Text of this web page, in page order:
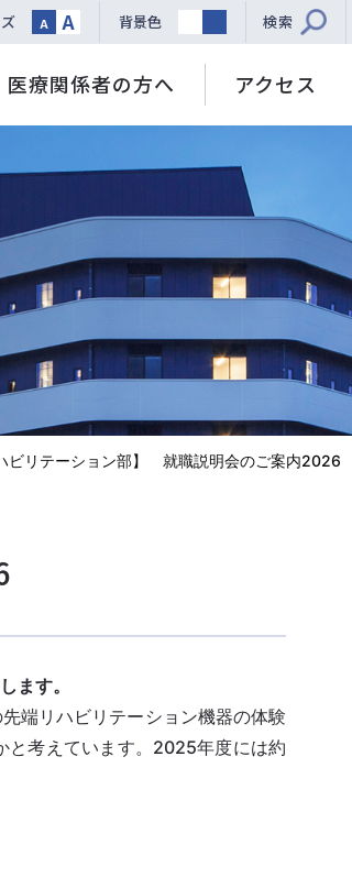
A A 背景色 検索
医療関係者の方へ アクセス
ビリテーション部】 就職説明会のご案内2026
ます。
端リハビリテーション機器の体験
と考えています。2025年度には約